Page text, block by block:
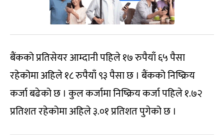
बैंकको प्रतिसेयर आम्दानी पहिले १७ रुपैयाँ ६५ पैसा
रहेकोमा अहिले १८ रुपैयाँ ९३ पैसा छ । बैंकको निष्क्रिय
कर्जा बढेको छ । कुल कर्जामा निष्क्रिय कर्जा पहिले १.७२
प्रतिशत रहेकोमा अहिले ३.०१ प्रतिशत पुगेको छ ।